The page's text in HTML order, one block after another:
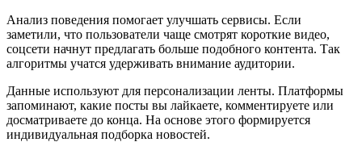
Анализ поведения помогает улучшать сервисы. Если
заметили, что пользователи чаще смотрят короткие видео,
соцсети начнут предлагать больше подобного контента. Так
алгоритмы учатся удерживать внимание аудитории.
Данные используют для персонализации ленты. Платформы
запоминают, какие посты вы лайкаете, комментируете или
досматриваете до конца. На основе этого формируется
индивидуальная подборка новостей.